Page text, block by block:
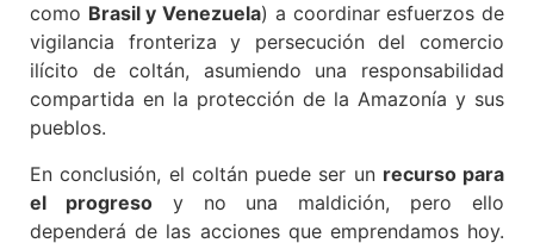
como Brasil y Venezuela) a coordinar esfuerzos de
vigilancia fronteriza y persecución del comercio
ilícito de coltán, asumiendo una responsabilidad
compartida en la protección de la Amazonía y sus
pueblos.
En conclusión, el coltán puede ser un recurso para
el progresoy no una maldición, pero ello
dependerá de las acciones que emprendamos hoy.